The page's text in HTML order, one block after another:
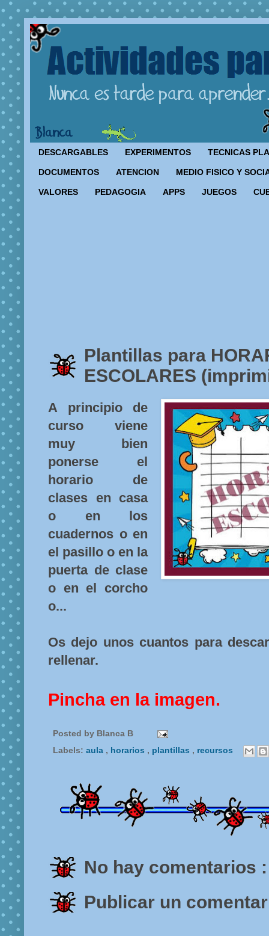
DESCARGABLES EXPERIMENTOS TECNICAS
DOCUMENTOS ATENCION MEDIO FISICO Y
VALORES PEDAGOGIA APPS JUEGOS
Plantillas para
ESCOLARES
A principio de
curso viene
muy bien
ponerse el
horario de
clases en casa
o en los
cuadernos o en
el pasillo o en la
puerta de clase
o en el corcho
o...
Os dejo unos cuantos para
rellenar.
Pincha en la imagen.
Posted by Blanca B
Labels: aula , horarios , plantillas , recursos
No hay comentarios :
Publicar un